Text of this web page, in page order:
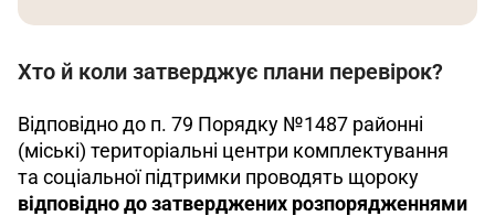
Хто й коли затверджує плани перевірок?
Відповідно до п. 79 Порядку №1487 районні
(міські) територіальні центри комплектування
та соціальної підтримки проводять щороку
відповідно до затверджених розпорядженнями